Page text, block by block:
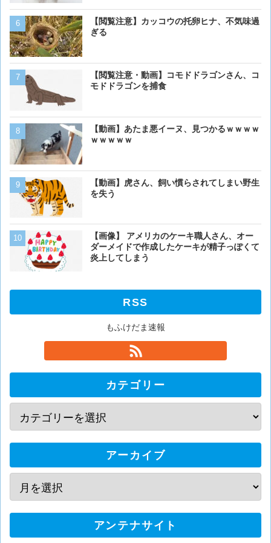
【閲覧注意】カッコウの托卵ヒナ、不気味過
ぎる
【閲覧注意・動画】コモドドラゴンさん、コ
モドドラゴンを捕食
【動画】あたま悪イーヌ、見つかるｗｗｗｗ
ｗｗｗｗｗ
【動画】虎さん、飼い慣らされてしまい野生
を失う
【画像】 アメリカのケーキ職人さん、オー
ダーメイドで作成したケーキが精子っぽくて
炎上してしまう
【動画】虎さん、飼い慣ら
【画像】アメリカ「AIDS
人の為に記念碑を作ります
【画像大量！】イッヌさん
【画像】イッヌさん、アホ
【閲覧注意】カッコウの托
ぎる
RSS
もふけだま速報
カテゴリー
アーカイブ
アンテナサイト